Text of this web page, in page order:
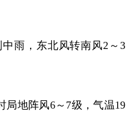
雨，东北风转南风2～3
局地阵风6～7级，气温19